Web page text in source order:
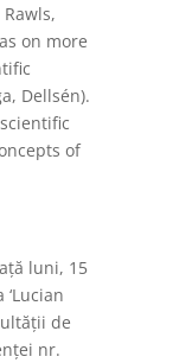
on more
Dellsén).
of
luni, 15
de
nr.